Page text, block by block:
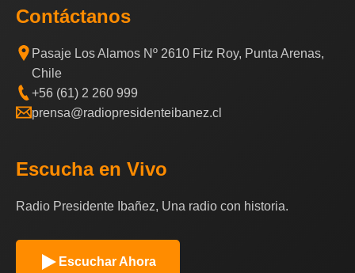
Contáctanos
Pasaje Los Alamos Nº 2610 Fitz Roy, Punta Arenas,
Chile
+56 (61) 2 260 999
prensa@radiopresidenteibanez.cl
Escucha en Vivo
Radio Presidente Ibañez, Una radio con historia.
Escuchar Ahora